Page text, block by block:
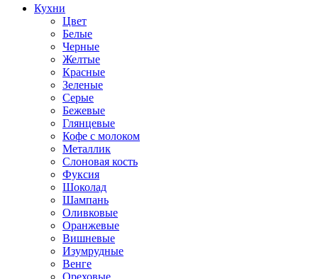
Кухни
Цвет
Белые
Черные
Желтые
Красные
Зеленые
Серые
Бежевые
Глянцевые
Кофе с молоком
Металлик
Слоновая кость
Фуксия
Шоколад
Шампань
Оливковые
Оранжевые
Вишневые
Изумрудные
Венге
Ореховые